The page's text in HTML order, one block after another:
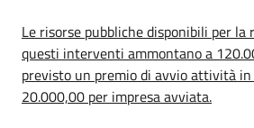
Le risorse pubbliche disponibili per la
questi interventi ammontano a
previsto un premio di avvio attività
20.000,00 per impresa avviata.